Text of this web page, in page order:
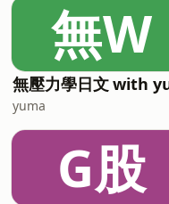
嚴法師自在語
https://
無W
yuma
G股